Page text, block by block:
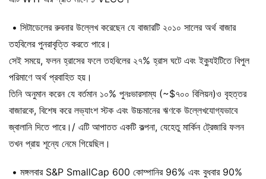
• সিটাডেলের রুবনার উল্লেখ করেছেন যে বাজারটি ২০১০ সালের অর্থ বাজার
তহবিলের পুনরাবৃত্তি করতে পারে।
সেই সময়ে, ফলন হ্রাসের ফলে তহবিলের ২৭% হ্রাস ঘটে এবং ইক্যুইটিতে বিপুল
পরিমাণে অর্থ প্রবাহিত হয়।
তিনি অনুমান করেন যে বর্তমান ১০% পুনঃভারসাম্য (~$৭০০ বিলিয়ন)ও বৃহত্তর
বাজারকে, বিশেষ করে লভ্যাংশ স্টক এবং উচ্চমানের ঋণকে উল্লেখযোগ্যভাবে
জ্বালানি দিতে পারে।/ এটি আপাতত একটি কল্পনা, যেহেতু মার্কিন ট্রেজারি ফলন
তখন প্রায় শূন্যে নেমে গিয়েছিল।
• মঙ্গলবার S&P SmallCap 600 কোম্পানির 96% এবং বুধবার 90%